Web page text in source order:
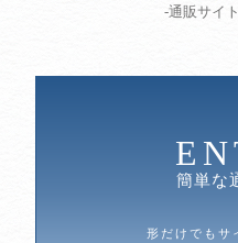
-通販サイ
簡単な
形だけでもサ